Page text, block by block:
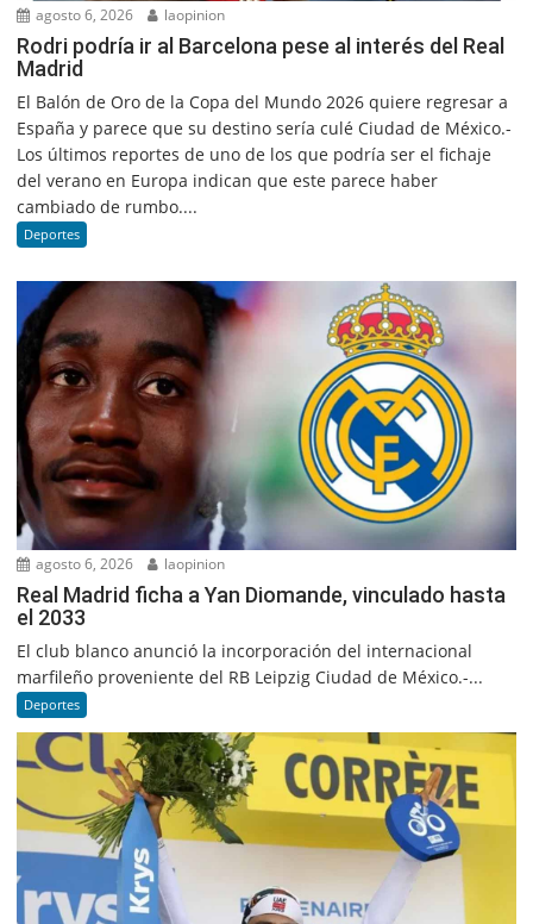
agosto 6, 2026 laopinion
Rodri podría ir al Barcelona pese al interés del Real
Madrid
El Balón de Oro de la Copa del Mundo 2026 quiere regresar a
España y parece que su destino sería culé Ciudad de México.-
Los últimos reportes de uno de los que podría ser el fichaje
del verano en Europa indican que este parece haber
cambiado de rumbo....
Deportes
agosto 6, 2026 laopinion
Real Madrid ficha a Yan Diomande, vinculado hasta
el 2033
El club blanco anunció la incorporación del internacional
marfileño proveniente del RB Leipzig Ciudad de México.-...
Deportes